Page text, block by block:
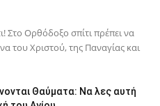
Στο Ορθόδοξο σπίτι πρέπει να
του Χριστού, της Παν­αγίας και
Θαύματα: Να λες αυτή